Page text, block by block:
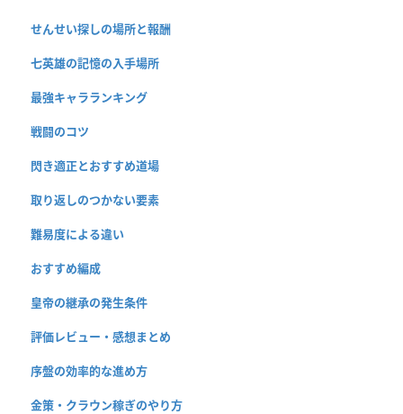
せんせい探しの場所と報酬
七英雄の記憶の入手場所
最強キャラランキング
戦闘のコツ
閃き適正とおすすめ道場
取り返しのつかない要素
難易度による違い
おすすめ編成
皇帝の継承の発生条件
評価レビュー・感想まとめ
序盤の効率的な進め方
金策・クラウン稼ぎのやり方